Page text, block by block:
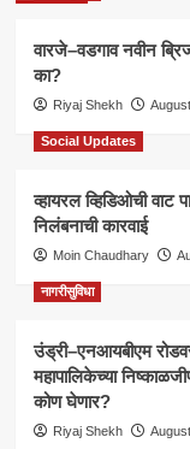
वारजे–वडगाव नवीन
का?
Riyaj Shekh
Social Updates
व्हायरल व्हिडिओची वाट
निलंबनाची कारवाई
Moin Chaudhary
नागरीसुविधा
उंड्री–एनआयबीएम
महापालिकेच्या
कोण घेणार?
Riyaj Shekh